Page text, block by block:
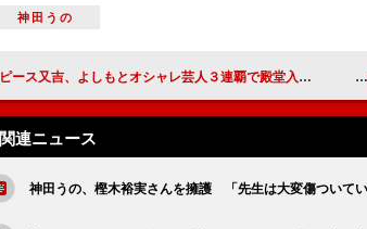
神田うの
ピース又吉、よしもとオシャレ芸人３連覇で殿堂入り 結婚報道のハライチ澤部を祝福「彼女はすごくかわいい」
関連ニュース
神田うの、樫木裕実さんを擁護 「先生は大変傷ついてい